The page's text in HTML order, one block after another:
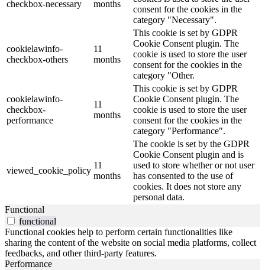
checkbox-necessary months
consent for the cookies in the
category "Necessary".
cookielawinfo-
checkbox-others
11
months
This cookie is set by GDPR
Cookie Consent plugin. The
cookie is used to store the user
consent for the cookies in the
category "Other.
cookielawinfo-
checkbox-
performance
11
months
This cookie is set by GDPR
Cookie Consent plugin. The
cookie is used to store the user
consent for the cookies in the
category "Performance".
viewed_cookie_policy
11
months
The cookie is set by the GDPR
Cookie Consent plugin and is
used to store whether or not user
has consented to the use of
cookies. It does not store any
personal data.
Functional
functional
Functional cookies help to perform certain functionalities like
sharing the content of the website on social media platforms, collect
feedbacks, and other third-party features.
Performance